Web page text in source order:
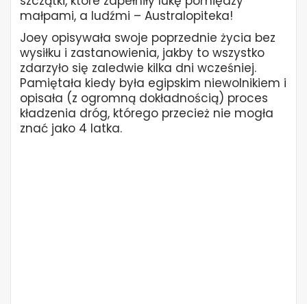
małpami, a ludźmi – Australopiteka!
Joey opisywała swoje poprzednie życia bez
wysiłku i zastanowienia, jakby to wszystko
zdarzyło się zaledwie kilka dni wcześniej.
Pamiętała kiedy była egipskim niewolnikiem i
opisała (z ogromną dokładnością) proces
kładzenia dróg, którego przecież nie mogła
znać jako 4 latka.